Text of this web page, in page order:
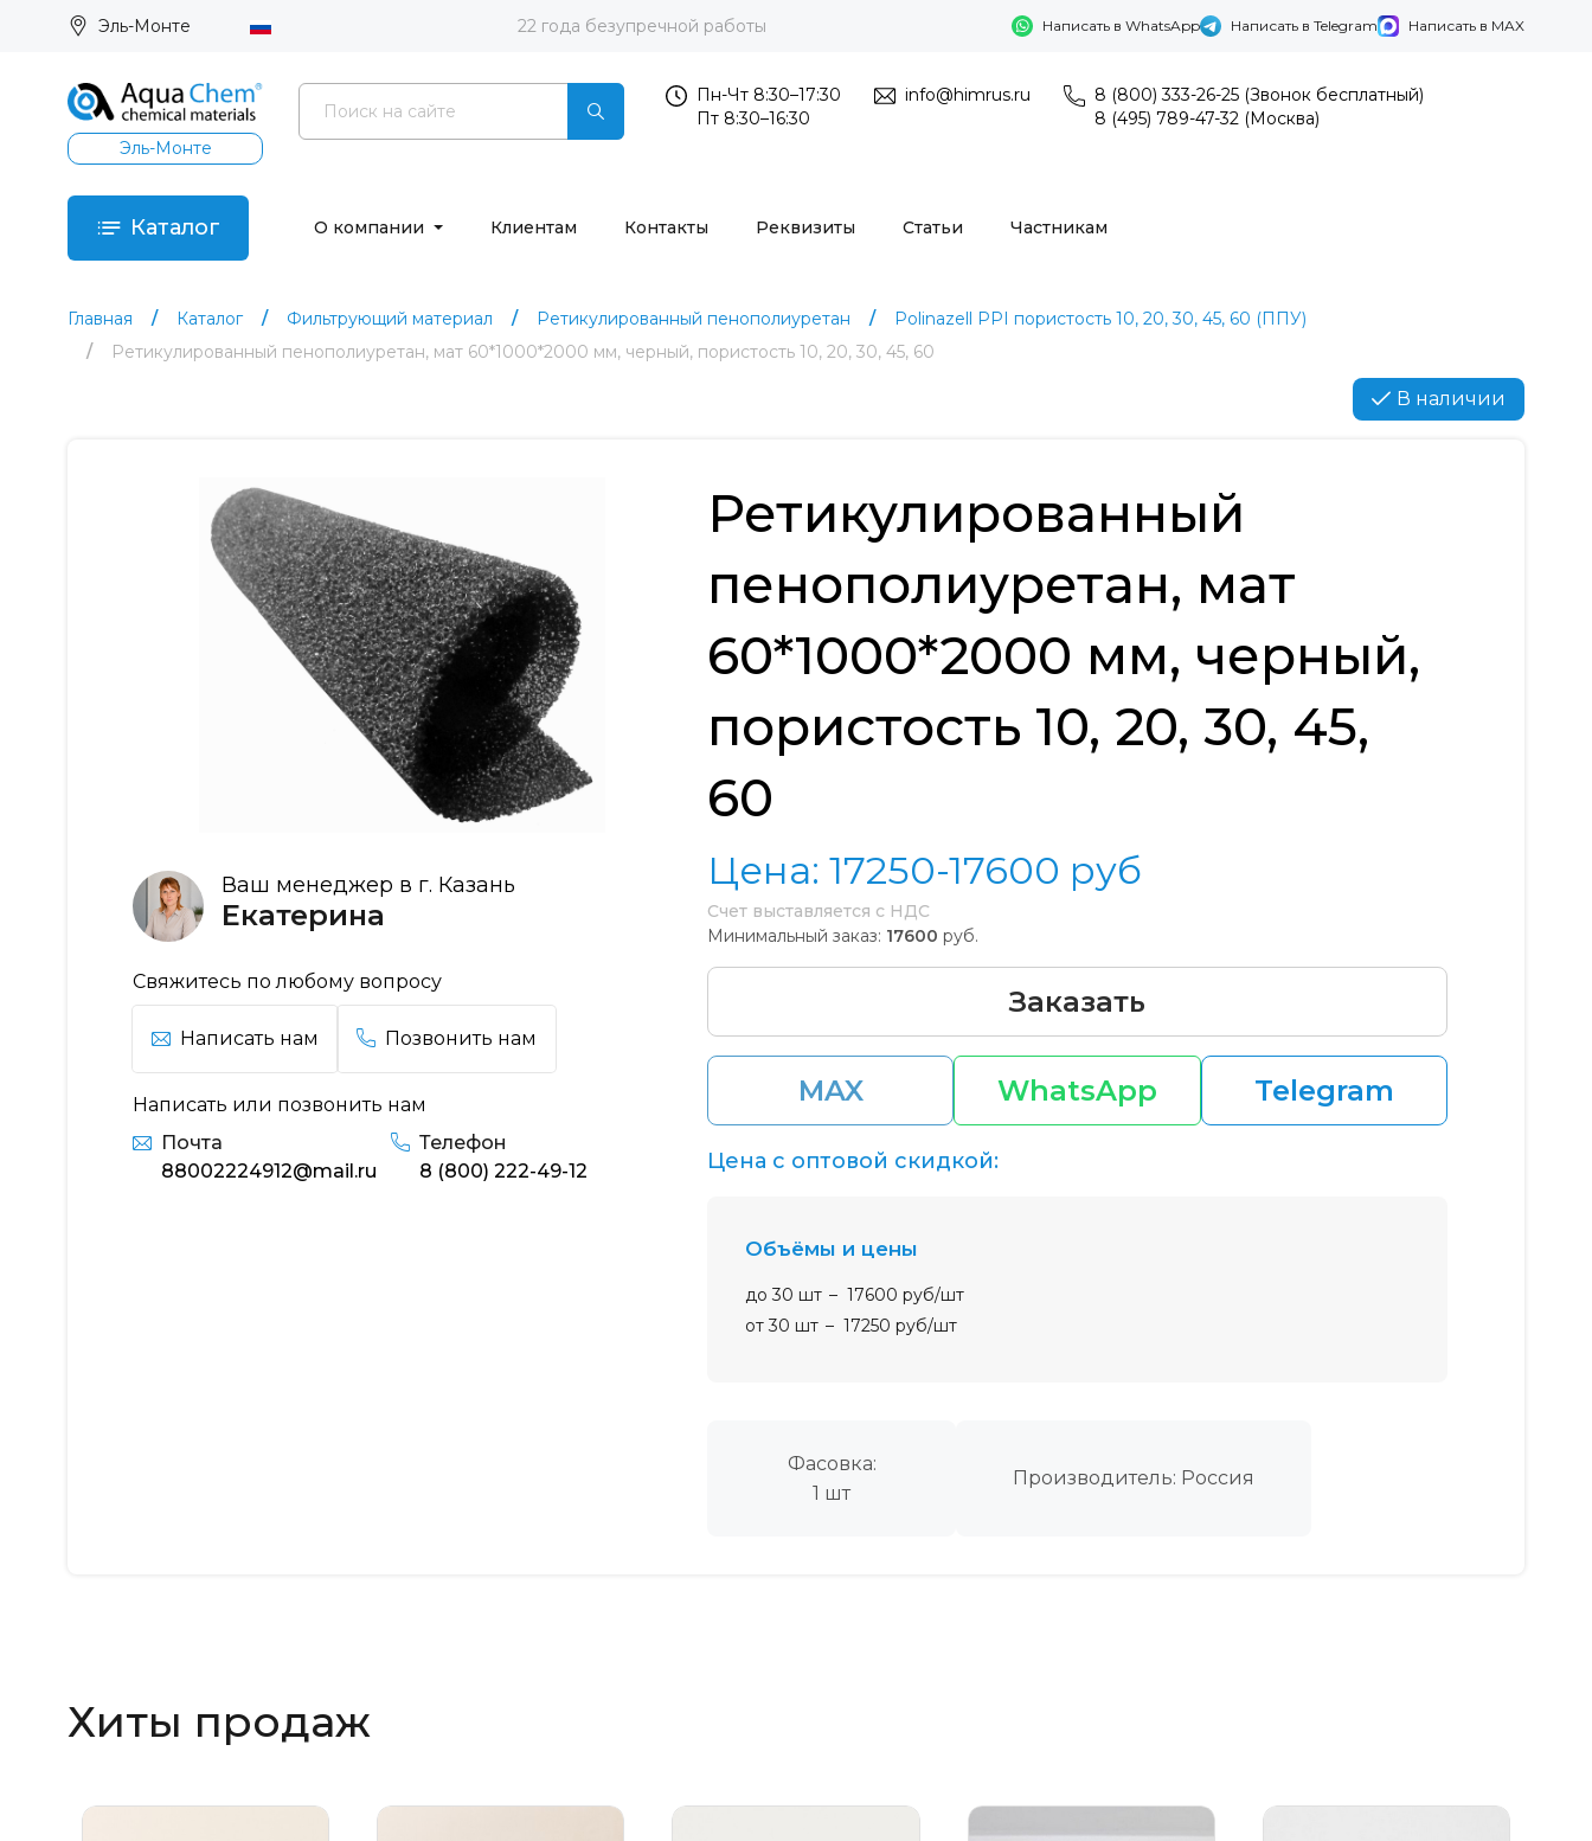
Эль-Монте 22 года безупречной работы Написать в WhatsApp Написать в Telegram Написать в MAX
Эль-Монте
Пн-Чт 8:30–17:30
Пт 8:30–16:30
info@himrus.ru
8 (800) 333-26-25 (Звонок бесплатный)
8 (495) 789-47-32 (Москва)
Каталог О компании Клиентам Контакты Реквизиты Статьи Частникам
Главная Каталог Фильтрующий материал Ретикулированный пенополиуретан
Polinazell PPI пористость 10, 20, 30, 45, 60 (ППУ)
Ретикулированный пенополиуретан, мат 60*1000*2000 мм, черный, пористость 10, 20, 30, 45, 60
В наличии
Ваш менеджер в г. Казань
Екатерина
Свяжитесь по любому вопросу
Написать нам Позвонить нам
Написать или позвонить нам
Почта
88002224912@mail.ru
Телефон
8 (800) 222-49-12
Ретикулированный
пенополиуретан, мат
60*1000*2000 мм, черный,
пористость 10, 20, 30, 45,
60
Цена: 17250-17600 руб
Счет выставляется с НДС
Минимальный заказ: 17600 руб.
Заказать
MAX WhatsApp Telegram
Фасовка:
1 шт
Производитель: Россия
Цена с оптовой скидкой:
Объёмы и цены
до 30 шт
17600 руб/шт
от 30 шт
17250 руб/шт
Хиты продаж